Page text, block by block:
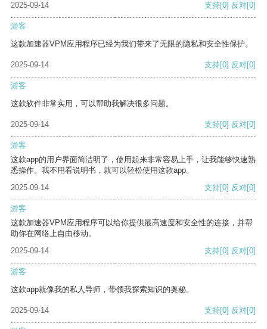
2025-09-14 支持[0] 反对[0]
游客
这款加速器VPM应用程序已经为我们带来了无限的隐私和安全性保护。
2025-09-14 支持[0] 反对[0]
游客
这款软件非常实用，可以帮助我解决很多问题。
2025-09-14 支持[0] 反对[0]
游客
这款app的用户界面简洁明了，使用起来非常容易上手，让我能够快速熟
悉操作。我不用看说明书，就可以轻松使用这款app。
2025-09-14
支持[0] 反对[0]
游客
这款加速器VPM应用程序可以给你提供最高速度和安全性的连接，并帮
助你在网络上自由移动。
2025-09-14
支持[0] 反对[0]
游客
这款app就像我的私人导师，带领我探索知识的奥秘。
2025-09-14 支持[0] 反对[0]